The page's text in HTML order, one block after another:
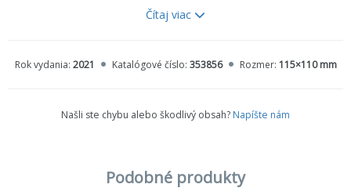
Objem hrnku: 300 ml
Čítaj viac
Rok vydania: 2021 Katalógové číslo: 353856 Rozmer: 115×110 mm
Našli ste chybu alebo škodlivý obsah? Napíšte nám
Podobné produkty